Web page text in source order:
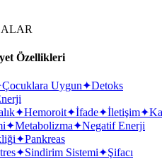
Özellikleri
Çocuklara Uygun✦Detoks
✦Hemoroit✦İfade✦İletişim✦
✦Metabolizma✦Negatif Enerji
✦Pankreas
✦Sindirim Sistemi✦Şifacı